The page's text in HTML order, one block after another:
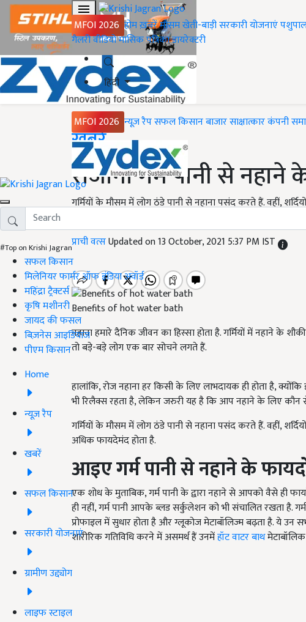
MFOI 2026 होमख़बरेंमौसमखेती-बाड़ीसरकारी योजनाएं
गैलरीवीडियोमासिक पत्रिकाडायरेक्टरी
हिंदी
MFOI 2026 न्यूज़ रैपसफल किसानबाजारसाक्षात्कारकंपनी
#Top on Krishi Jagran
सफल किसान
मिलेनियर फार्मर ऑफ इंडिया अवॉर्ड
महिंद्रा ट्रैक्टर्स
कृषि मशीनरी
जायद की फसल
बिज़नेस आइडियाज
पीएम किसान
Home
न्यूज़ रैप
खबरें
सफल किसान
सरकारी योजनाएं
ग्रामीण उद्द्योग
लाइफ स्टाइल
Home
ख़बरें
रोजाना गर्म पानी से
गर्मियों के मौसम में लोग ठंडे पानी से नहाना पसंद करते हैं. वहीं,
प्राची वत्सUpdated on 13 October, 2021 5:37 PM IST
Benefits of hot water bath
नहाना हमारे दैनिक जीवन का हिस्सा होता है. गर्मियों में नहाने के
तो बड़े-बड़े लोग एक बार सोचने लगते हैं.
हालांकि, रोज नहाना हर किसी के लिए लाभदायक ही होता है,
भी रिलैक्स रहता है, लेकिन जरुरी यह है कि आप नहाने के लिए कौन
गर्मियों के मौसम में लोग ठंडे पानी से नहाना पसंद करते हैं. वहीं,शर्दियों
अधिक फायदेमंद होता है.
आइए गर्म पानी से नहाने के
एक शोध के मुताबिक, गर्म पानी के द्वारा नहाने से आपको वैसे ही
ही नहीं, गर्म पानी आपके ब्लड सर्कुलेशन को भी संचालित रखता है.
प्रोफाइल में सुधार होता है और ग्लूकोज मेटाबॉलिज्म बढ़ता है. ये
शारीरिक गतिविधि करने में असमर्थ हैं उनमेंहॉट वाटर बाथ